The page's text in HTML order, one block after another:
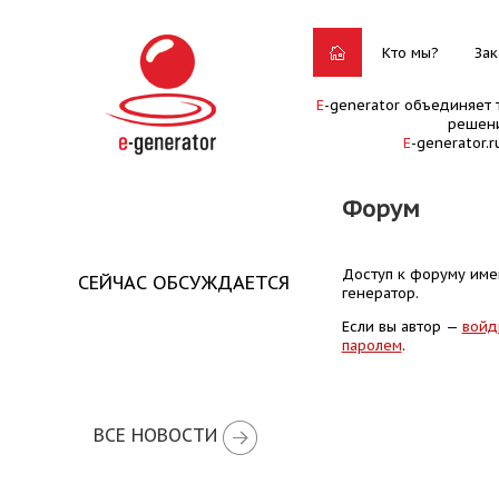
Кто мы?
E-generator объединяет
E-
Форум
СЕЙЧАС ОБСУЖДАЕТСЯ
ВСЕ НОВОСТИ
Доступ к форуму
генератор.
Если вы автор —
паролем.